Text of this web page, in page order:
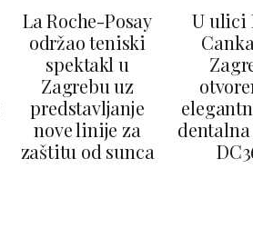
La Roche-Posay
održao teniski
spektakl u
Zagrebu uz
predstavljanje
nove linije za
zaštitu od sunca
U ulici